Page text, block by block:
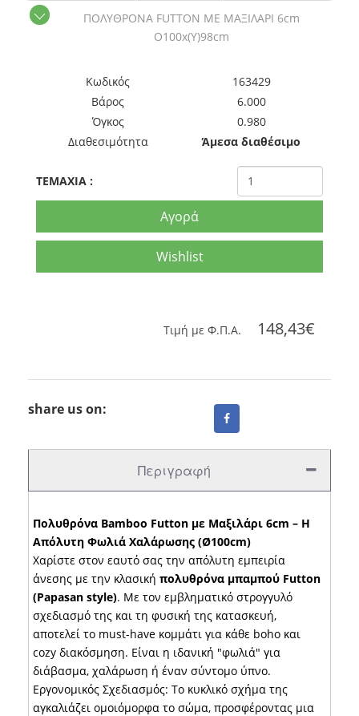
ΠΟΛΥΘΡΟΝΑ FUTΤON ΜΕ ΜΑΞΙΛΑΡΙ 6cm
O100x(Υ)98cm
Kωδικός
163429
Βάρος
6.000
Όγκος
0.980
Διαθεσιμότητα
Άμεσα διαθέσιμο
TEMAXIA :
Αγορά
Wishlist
Tιμή με Φ.Π.Α. 148,43€
share us on:
Περιγραφή
Πολυθρόνα Bamboo Futton με Μαξιλάρι 6cm – Η
Απόλυτη Φωλιά Χαλάρωσης (Ø100cm)
Χαρίστε στον εαυτό σας την απόλυτη εμπειρία
άνεσης με την κλασική πολυθρόνα μπαμπού Futton
(Papasan style). Με τον εμβληματικό στρογγυλό
σχεδιασμό της και τη φυσική της κατασκευή,
αποτελεί το must-have κομμάτι για κάθε boho και
cozy διακόσμηση. Είναι η ιδανική "φωλιά" για
διάβασμα, χαλάρωση ή έναν σύντομο ύπνο.
Εργονομικός Σχεδιασμός: Το κυκλικό σχήμα της
αγκαλιάζει ομοιόμορφα το σώμα, προσφέροντας μια